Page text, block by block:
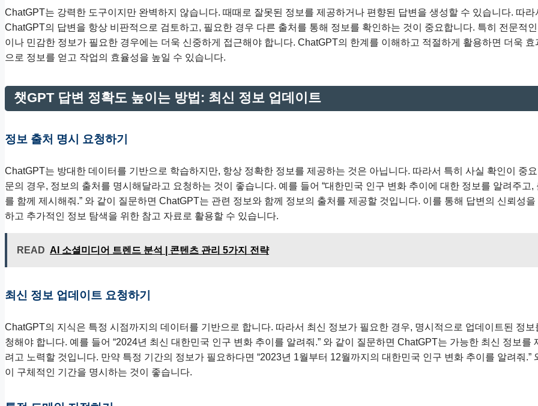
ChatGPT는 강력한 도구이지만 완벽하지 않습니다. 때때로 잘못된 정보를 제공하거나 편향된 답변을 생성할 수 있습니다. 따라
ChatGPT의 답변을 항상 비판적으로 검토하고, 필요한 경우 다른 출처를 통해 정보를 확인하는 것이 중요합니다. 특히 전문적
이나 민감한 정보가 필요한 경우에는 더욱 신중하게 접근해야 합니다. ChatGPT의 한계를 이해하고 적절하게 활용하면 더욱 효
으로 정보를 얻고 작업의 효율성을 높일 수 있습니다.
챗GPT 답변 정확도 높이는 방법: 최신 정보 업데이트
정보 출처 명시 요청하기
ChatGPT는 방대한 데이터를 기반으로 학습하지만, 항상 정확한 정보를 제공하는 것은 아닙니다. 따라서 특히 사실 확인이 중
문의 경우, 정보의 출처를 명시해달라고 요청하는 것이 좋습니다. 예를 들어 “대한민국 인구 변화 추이에 대한 정보를 알려주고,
를 함께 제시해줘.” 와 같이 질문하면 ChatGPT는 관련 정보와 함께 정보의 출처를 제공할 것입니다. 이를 통해 답변의 신뢰성을
하고 추가적인 정보 탐색을 위한 참고 자료로 활용할 수 있습니다.
READ AI 소셜미디어 트렌드 분석 | 콘텐츠 관리 5가지 전략
최신 정보 업데이트 요청하기
ChatGPT의 지식은 특정 시점까지의 데이터를 기반으로 합니다. 따라서 최신 정보가 필요한 경우, 명시적으로 업데이트된 정보
청해야 합니다. 예를 들어 “2024년 최신 대한민국 인구 변화 추이를 알려줘.” 와 같이 질문하면 ChatGPT는 가능한 최신 정보를
려고 노력할 것입니다. 만약 특정 기간의 정보가 필요하다면 “2023년 1월부터 12월까지의 대한민국 인구 변화 추이를 알려줘.”
이 구체적인 기간을 명시하는 것이 좋습니다.